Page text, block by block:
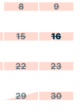
8 9
15 16
22 23
29 30